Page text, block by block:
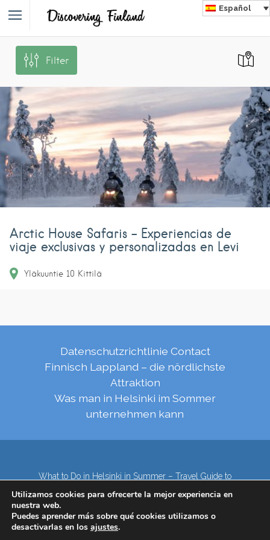
Español
Filter
Arctic House Safaris – Experiencias de
viaje exclusivas y personalizadas en Levi
Yläkuuntie 10 Kittilä
Datenschutzrichtlinie Contact
Finnisch Lappland – die nördlichste
Attraktion
Was man in Helsinki im Sommer
unternehmen kann
What to Do in Helsinki in Summer – Travel Guide to
Lapland – the northernmost region of Finland
Contact
Subscribe to our Newsletter
Privacy Policy
Utilizamos cookies para ofrecerte la mejor experiencia en
nuestra web.
Puedes aprender más sobre qué cookies utilizamos o
desactivarlas en los ajustes.